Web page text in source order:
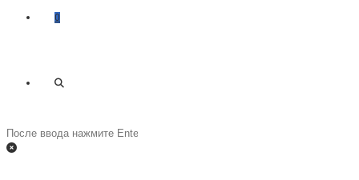
0
Переключить
Поиск
на